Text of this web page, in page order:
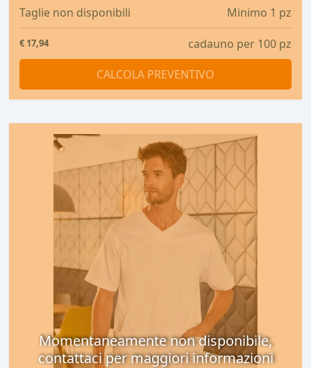
Taglie non disponibili Minimo 1 pz
€ 17,94
cadauno per 100 pz
CALCOLA PREVENTIVO
Momentaneamente non disponibile,
contattaci per maggiori informazioni